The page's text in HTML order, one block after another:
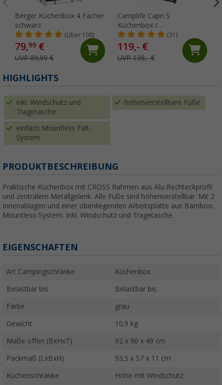
Berger Küchenbox 4 Fächer
schwarz
(Über 100)
79,99 €
UVP 89,99 €
Camplife Capri S
Küchenbox /
Campingschrank(31)
119,- €
UVP 139,- €
HIGHLIGHTS
inkl. Windschutz und
Tragetasche
höhenverstellbare Füße
einfach Mountless Falt-
System
PRODUKTBESCHREIBUNG
Praktische Küchenbox mit CROSS Rahmen aus Alu-Rechteckprofil
und zentralem Metallgelenk. Alle Füße sind höhenverstellbar. Mit 2
Innenablagen und einer obenliegenden Arbeitsplatte aus Bamboo.
Mountless-System. Inkl. Windschutz und Tragetasche.
EIGENSCHAFTEN
Art Campingschränke Küchenbox
Belastbar bis Belastbar bis
Farbe grau
Gewicht 10,9 kg
Maße offen (BxHxT) 92 x 90 x 49 cm
Packmaß (LxBxH) 93,5 x 57 x 11 cm
Küchenschränke Höhe mit Windschutz